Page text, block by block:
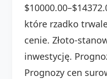
które rzadko
cenie. Złoto-
inwestycję.
Prognozy cen